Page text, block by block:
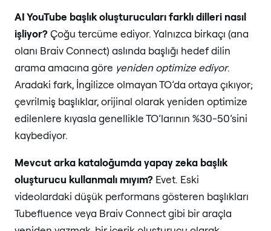
AI YouTube başlık oluşturucuları farklı dilleri nasıl
işliyor?Çoğu tercüme ediyor. Yalnızca birkaçı (ana
olanı Braiv Connect) aslında başlığı hedef dilin
arama amacına göre yeniden optimize ediyor.
Aradaki fark, İngilizce olmayan TO’da ortaya çıkıyor;
çevrilmiş başlıklar, orijinal olarak yeniden optimize
edilenlere kıyasla genellikle TO’larının %30-50’sini
kaybediyor.
Mevcut arka kataloğumda yapay zeka başlık
oluşturucu kullanmalı mıyım? Evet. Eski
videolardaki düşük performans gösteren başlıkları
Tubefluence veya Braiv Connect gibi bir araçla